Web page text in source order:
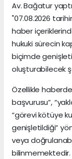
Av. Bağatur
"07.08.2026
haber
hukuki sürecin
biçimde
oluşturabilecek
Özellikle
başvurusu”,
“görevi kötüye
genişletildiği”
veya
bilinmemektedir.